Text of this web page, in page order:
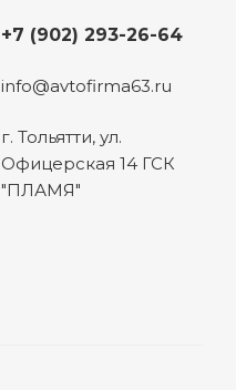
+7 (902) 293-26-64
info@avtofirma63.ru
г. Тольятти, ул.
Офицерская 14 ГСК
"ПЛАМЯ"